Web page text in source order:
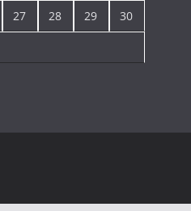
27 28 29 30